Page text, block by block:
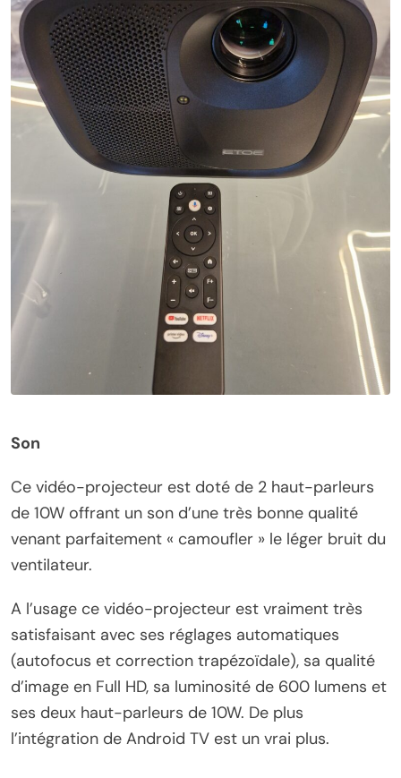
Son
Ce vidéo-projecteur est doté de 2 haut-parleurs
de 10W offrant un son d’une très bonne qualité
venant parfaitement « camoufler » le léger bruit du
ventilateur.
A l’usage ce vidéo-projecteur est vraiment très
satisfaisant avec ses réglages automatiques
(autofocus et correction trapézoïdale), sa qualité
d’image en Full HD, sa luminosité de 600 lumens et
ses deux haut-parleurs de 10W. De plus
l’intégration de Android TV est un vrai plus.